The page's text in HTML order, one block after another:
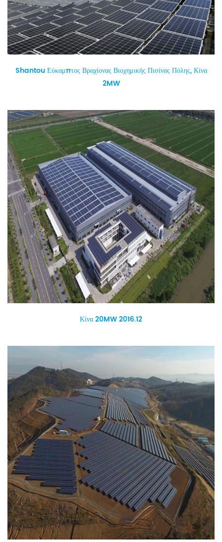
Shantou Εύκαμπτος Βραχίονας Βιοχημικής Πισίνας Πόλης, Κίνα
2MW
Κίνα 20MW 2016.12